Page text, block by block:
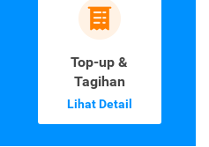
Top-up &
Tagihan
Lihat Detail